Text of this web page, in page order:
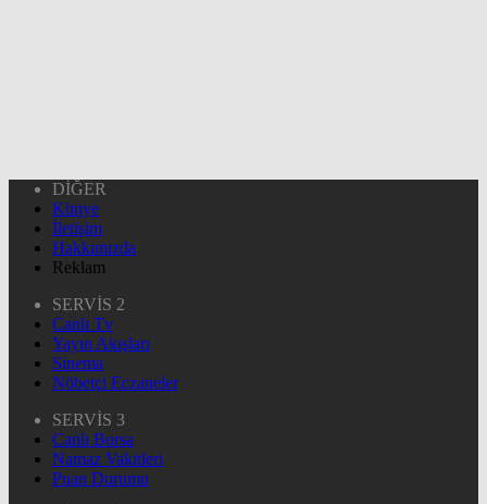
DİĞER
Künye
İletişim
Hakkımızda
Reklam
SERVİS 2
Canlı Tv
Yayın Akışları
Sinema
Nöbetçi Eczaneler
SERVİS 3
Canlı Borsa
Namaz Vakitleri
Puan Durumu